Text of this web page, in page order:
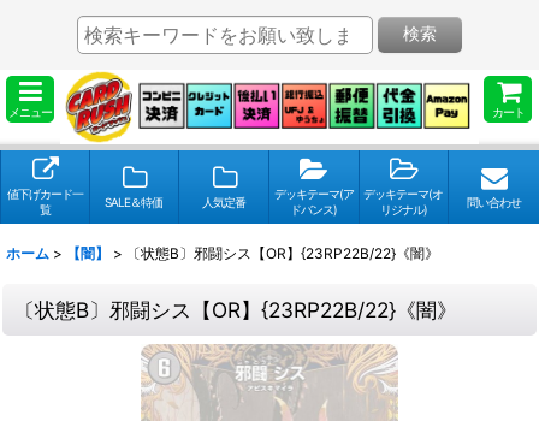
メニュー カート
検索
値下げカード一
覧
SALE＆特価 人気定番
デッキテーマ(ア
ドバンス)
デッキテーマ(オ
リジナル)
問い合わせ
ホーム > 【闇】 > 〔状態B〕邪闘シス【OR】{23RP22B/22}《闇》
〔状態B〕邪闘シス【OR】{23RP22B/22}《闇》